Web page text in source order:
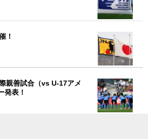
！
親善試合（vs U-17アメ
発表！